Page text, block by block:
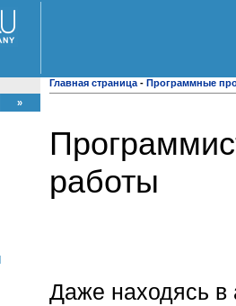
Главная страница - Программные
работы
Даже находясь в